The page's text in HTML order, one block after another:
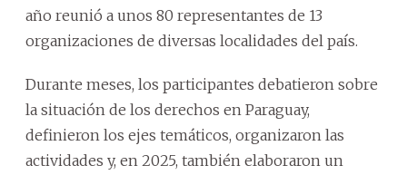
año reunió a unos 80 representantes de 13
organizaciones de diversas localidades del país.
Durante meses, los participantes debatieron sobre
la situación de los derechos en Paraguay,
definieron los ejes temáticos, organizaron las
actividades y, en 2025, también elaboraron un